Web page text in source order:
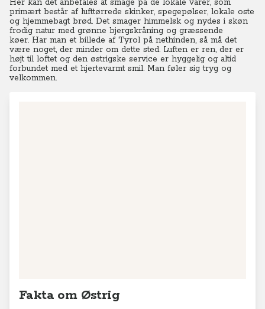
Her kan det anbefales at smage på de lokale varer, som
primært består af lufttørrede skinker, spegepølser, lokale oste
og hjemmebagt brød. Det smager himmelsk og nydes i skøn
frodig natur med grønne bjergskråning og græssende
køer. Har man et billede af Tyrol på nethinden, så må det
være noget, der minder om dette sted. Luften er ren, der er
højt til loftet og den østrigske service er hyggelig og altid
forbundet med et hjertevarmt smil. Man føler sig tryg og
velkommen.
Fakta om Østrig